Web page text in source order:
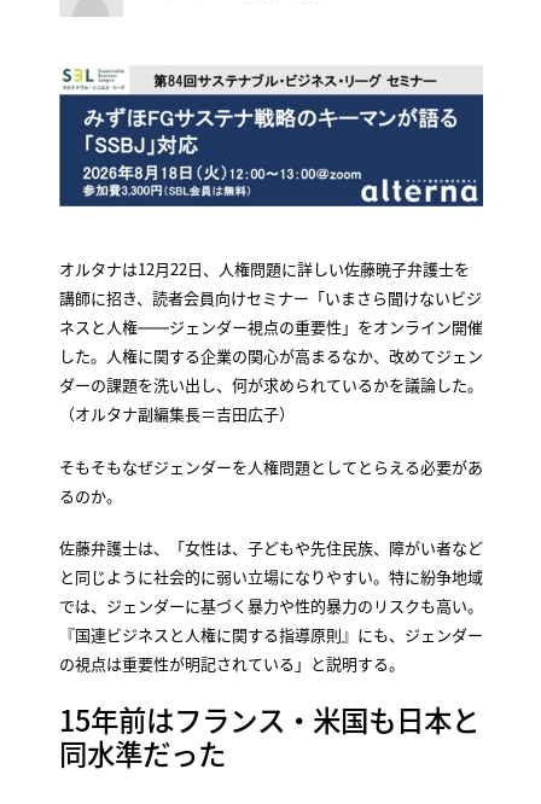
オルタナは12月22日、人権問題に詳しい佐藤暁子弁護士を
講師に招き、読者会員向けセミナー「いまさら聞けないビジ
ネスと人権――ジェンダー視点の重要性」をオンライン開催
した。人権に関する企業の関心が高まるなか、改めてジェン
ダーの課題を洗い出し、何が求められているかを議論した。
（オルタナ副編集長＝吉田広子）
そもそもなぜジェンダーを人権問題としてとらえる必要があ
るのか。
佐藤弁護士は、「女性は、子どもや先住民族、障がい者など
と同じように社会的に弱い立場になりやすい。特に紛争地域
では、ジェンダーに基づく暴力や性的暴力のリスクも高い。
『国連ビジネスと人権に関する指導原則』にも、ジェンダー
の視点は重要性が明記されている」と説明する。
15年前はフランス・米国も日本と
同水準だった